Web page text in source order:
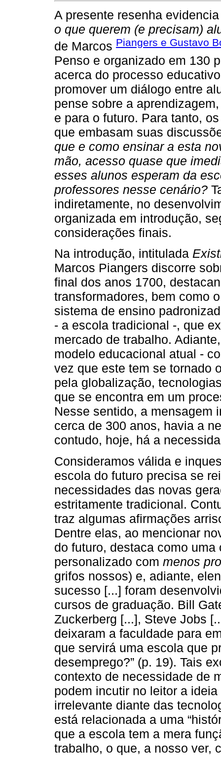
A presente resenha
o que querem (e precisam)
de Marcos Piangers e Gustavo
Penso e organizado em 130
acerca do processo
promover um diálogo entre
pense sobre a
e para o futuro. Para tanto,
que embasam suas
que e como ensinar a esta
mão, acesso quase que
esses alunos esperam da
professores nesse cenário?
indiretamente, no
organizada em introdução,
considerações finais.
Na introdução, intitulada
Marcos Piangers discorre
final dos anos 1700,
transformadores, bem como
sistema de ensino
- a escola tradicional -, que
mercado de trabalho.
modelo educacional atual -
vez que este tem se tornado
pela globalização,
que se encontra em um
Nesse sentido, a mensagem
cerca de 300 anos, havia a
contudo, hoje, há a
Consideramos válida e
escola do futuro precisa se
necessidades das novas
estritamente tradicional.
traz algumas afirmações
Dentre elas, ao mencionar
do futuro, destaca como
personalizado com menos
grifos nossos) e, adiante,
sucesso [...] foram
cursos de graduação. Bill
Zuckerberg [...], Steve Jobs
deixaram a faculdade para
que servirá uma escola que
desemprego?” (p. 19). Tais
contexto de necessidade de
podem incutir no leitor a
irrelevante diante das
está relacionada a uma
que a escola tem a mera
trabalho, o que, a nosso ver,